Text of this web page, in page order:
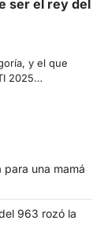
ser el rey del
y el que
2025…
una mamá
963 rozó la